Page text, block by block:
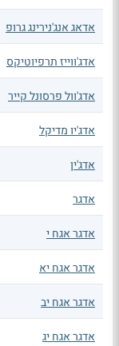
אדאג אנג'נירינג גרופ
אדג'ווייז תרפיוטיקס
אדג'וול פרסונל קייר
אדג'יו מדיקל
אדג'ין
אדגר
אדגר אגח י
אדגר אגח יא
אדגר אגח יב
אדגר אגח יג